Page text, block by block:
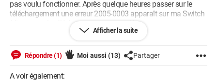
pas voulu fonctionner. Après quelque heures passer sur le
téléchargement une erreur 2005-0003 apparaît sur ma Switch
(disant que le téléchargement et annulée.
retélécharger Warframe. Cela a marcher avec succes mais un
autre problème surviens. Je ne peut plus télécharger Starlink.
(toujours avec ce message 2005-0003.
Afficher la suite
Répondre (1) Moi aussi (13) Partager
A voir également: